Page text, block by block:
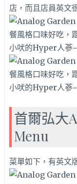
店，而且店員英文
首爾弘大
Menu
菜單如下，有英文